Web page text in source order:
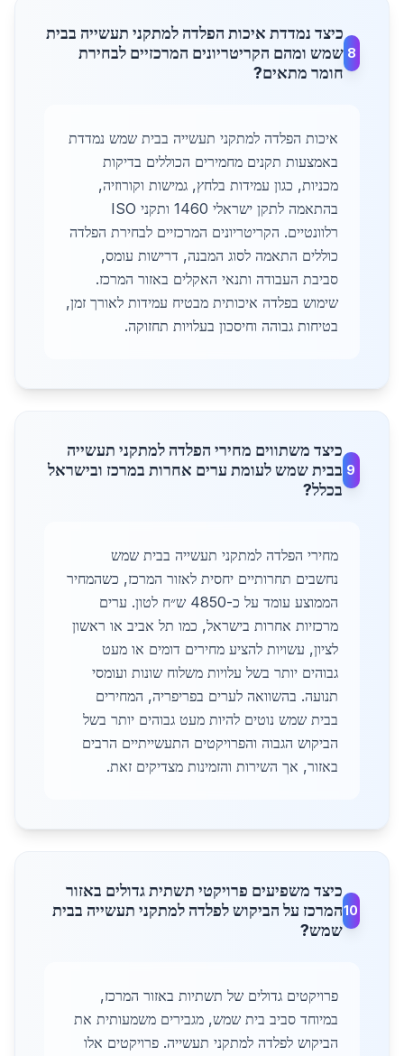
8
כיצד נמדדת איכות הפלדה למתקני תעשייה בבית
שמש ומהם הקריטריונים המרכזיים לבחירת
חומר מתאים?
איכות הפלדה למתקני תעשייה בבית שמש נמדדת
באמצעות תקנים מחמירים הכוללים בדיקות
מכניות, כגון עמידות בלחץ, גמישות וקורוזיה,
בהתאמה לתקן ישראלי 1460 ותקני ISO
רלוונטיים. הקריטריונים המרכזיים לבחירת הפלדה
כוללים התאמה לסוג המבנה, דרישות עומס,
סביבת העבודה ותנאי האקלים באזור המרכז.
שימוש בפלדה איכותית מבטיח עמידות לאורך זמן,
בטיחות גבוהה וחיסכון בעלויות תחזוקה.
9
כיצד משתווים מחירי הפלדה למתקני תעשייה
בבית שמש לעומת ערים אחרות במרכז ובישראל
בכלל?
מחירי הפלדה למתקני תעשייה בבית שמש
נחשבים תחרותיים יחסית לאזור המרכז, כשהמחיר
הממוצע עומד על כ-4850 ש״ח לטון. ערים
מרכזיות אחרות בישראל, כמו תל אביב או ראשון
לציון, עשויות להציע מחירים דומים או מעט
גבוהים יותר בשל עלויות משלוח שונות ועומסי
תנועה. בהשוואה לערים בפריפריה, המחירים
בבית שמש נוטים להיות מעט גבוהים יותר בשל
הביקוש הגבוה והפרויקטים התעשייתיים הרבים
באזור, אך השירות והזמינות מצדיקים זאת.
10
כיצד משפיעים פרויקטי תשתית גדולים באזור
המרכז על הביקוש לפלדה למתקני תעשייה בבית
שמש?
פרויקטים גדולים של תשתיות באזור המרכז,
במיוחד סביב בית שמש, מגבירים משמעותית את
הביקוש לפלדה למתקני תעשייה. פרויקטים אלו